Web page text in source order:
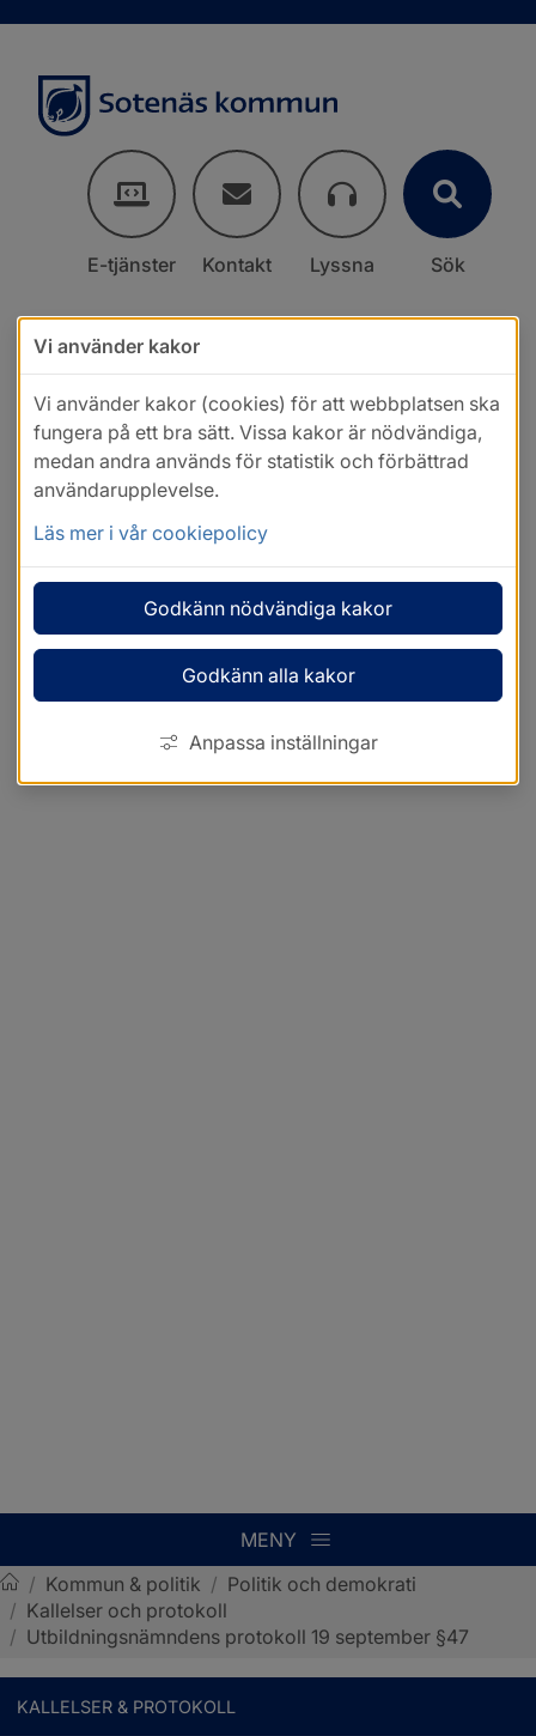
E-tjänster Kontakt Lyssna Sök
MENY
Sotenäs kommun
/ Kommun & politik / Politik och demokrati
/ Kallelser och protokoll
/ Utbildningsnämndens protokoll 19 september §47
KALLELSER & PROTOKOLL
Vi använder kakor
Vi använder kakor (cookies) för att webbplatsen ska
fungera på ett bra sätt. Vissa kakor är nödvändiga,
medan andra används för statistik och förbättrad
användarupplevelse.
Läs mer i vår cookiepolicy
Godkänn nödvändiga kakor
Godkänn alla kakor
Anpassa inställningar